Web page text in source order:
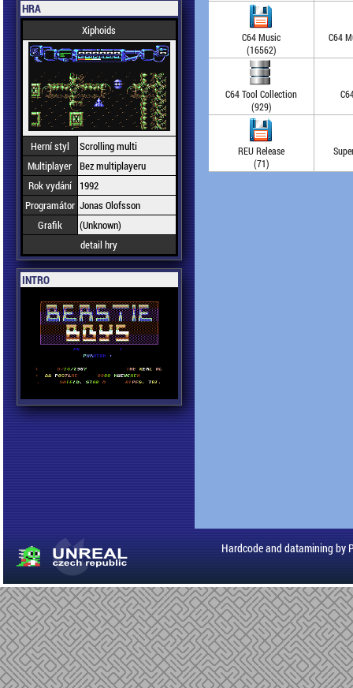
HRA
Xiphoids
Herní styl
Scrolling multi
Multiplayer Bez multiplayeru
Rok vydání
1992
Programátor Jonas Olofsson
Grafik
(Unknown)
detail hry
INTRO
C64 Music
(16562)
C64
C64 Tool Collection
(929)
REU Release
(71)
Hardcode and datamining by